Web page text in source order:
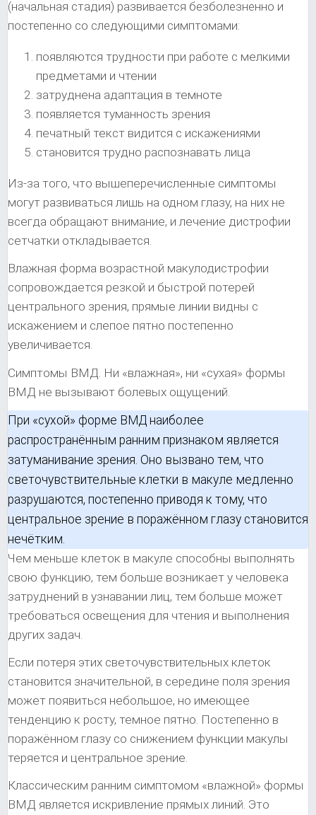
(начальная стадия) развивается безболезненно и
постепенно со следующими симптомами:
появляются трудности при работе с мелкими
предметами и чтении
затруднена адаптация в темноте
появляется туманность зрения
печатный текст видится с искажениями
становится трудно распознавать лица
Из-за того, что вышеперечисленные симптомы
могут развиваться лишь на одном глазу, на них не
всегда обращают внимание, и лечение дистрофии
сетчатки откладывается.
Влажная форма возрастной макулодистрофии
сопровождается резкой и быстрой потерей
центрального зрения, прямые линии видны с
искажением и слепое пятно постепенно
увеличивается.
Симптомы ВМД. Ни «влажная», ни «сухая» формы
ВМД не вызывают болевых ощущений.
При «сухой» форме ВМД наиболее
распространённым ранним признаком является
затуманивание зрения. Оно вызвано тем, что
светочувствительные клетки в макуле медленно
разрушаются, постепенно приводя к тому, что
центральное зрение в поражённом глазу становится
нечётким.
Чем меньше клеток в макуле способны выполнять
свою функцию, тем больше возникает у человека
затруднений в узнавании лиц, тем больше может
требоваться освещения для чтения и выполнения
других задач.
Если потеря этих светочувствительных клеток
становится значительной, в середине поля зрения
может появиться небольшое, но имеющее
тенденцию к росту, темное пятно. Постепенно в
поражённом глазу со снижением функции макулы
теряется и центральное зрение.
Классическим ранним симптомом «влажной» формы
ВМД является искривление прямых линий. Это